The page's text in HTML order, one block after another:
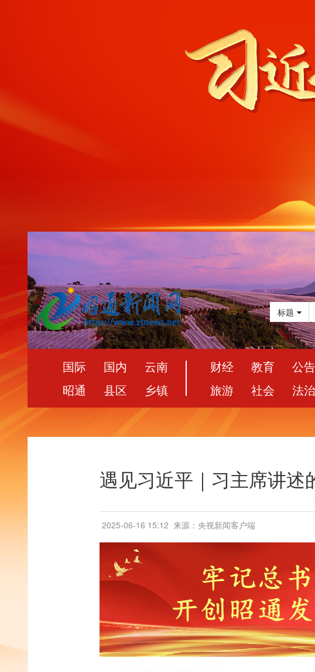
标题
国际 国内
云南
昭通
县区 乡镇
财经 教育
公告
旅游
社会 法治
遇见习近平｜习主席讲述
2025-06-16 15:12 来源：央视新闻客户端